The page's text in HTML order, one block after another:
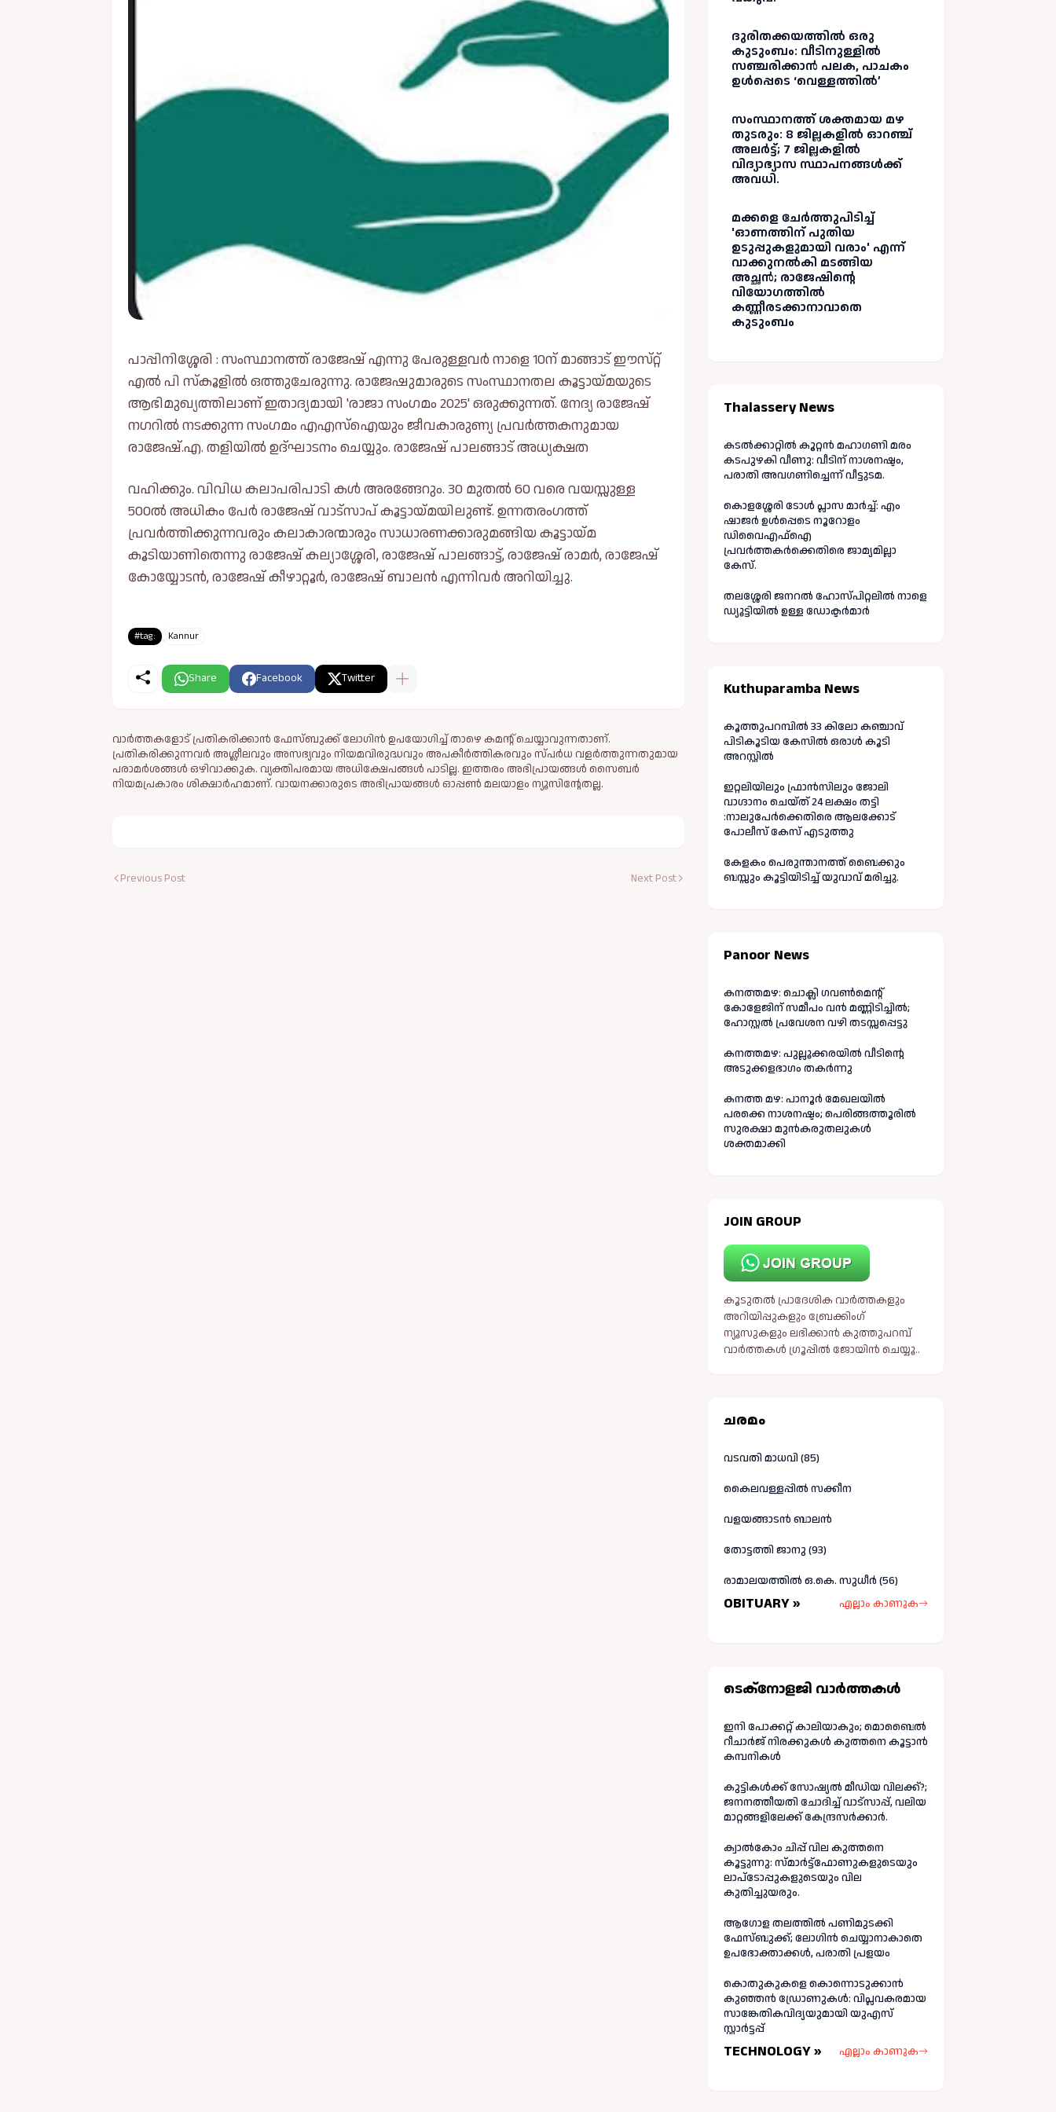
പാപ്പിനിശ്ശേരി : സംസ്ഥാനത്ത് രാജേഷ് എന്നു പേരുള്ളവർ നാളെ 10ന് മാങ്ങാട് ഈസ്‌റ്റ്
എൽ പി സ്‌കൂളിൽ ഒത്തുചേരുന്നു. രാജേഷുമാരുടെ സംസ്ഥാനതല കൂട്ടായ്മ‌യുടെ
ആഭിമുഖ്യത്തിലാണ് ഇതാദ്യമായി 'രാജാ സംഗമം 2025' ഒരുക്കുന്നത്. നേദ്യ രാജേഷ്
നഗറിൽ നടക്കുന്ന സംഗമം എഎസ്ഐയും ജീവകാരുണ്യ പ്രവർത്തകനുമായ
രാജേഷ്.എ. തളിയിൽ ഉദ്ഘാടനം ചെയ്യും. രാജേഷ് പാലങ്ങാട് അധ്യക്ഷത
വഹിക്കും. വിവിധ കലാപരിപാടി കൾ അരങ്ങേറും. 30 മുതൽ 60 വരെ വയസ്സുള്ള
500ൽ അധികം പേർ രാജേഷ് വാട്‌സാപ് കൂട്ടായ്‌മയിലുണ്ട്. ഉന്നതരംഗത്ത്
പ്രവർത്തിക്കുന്നവരും കലാകാരന്മാരും സാധാരണക്കാരുമങ്ങിയ കൂട്ടായ്‌മ
കൂടിയാണിതെന്നു രാജേഷ് കല്യാശ്ശേരി, രാജേഷ് പാലങ്ങാട്ട്, രാജേഷ് രാമർ, രാജേഷ്
കോയ്യോടൻ, രാജേഷ് കീഴാറ്റൂർ, രാജേഷ് ബാലൻ എന്നിവർ അറിയിച്ചു.
#tag: Kannur
Share Facebook Twitter
വാർത്തകളോട് പ്രതികരിക്കാൻ ഫേസ്ബുക്ക് ലോഗിൻ ഉപയോഗിച്ച് താഴെ കമന്റ് ചെയ്യാവുന്നതാണ്.
പ്രതികരിക്കുന്നവര്‍ അശ്ലീലവും അസഭ്യവും നിയമവിരുദ്ധവും അപകീര്‍ത്തികരവും സ്പര്‍ധ വളര്‍ത്തുന്നതുമായ
പരാമര്‍ശങ്ങള്‍ ഒഴിവാക്കുക. വ്യക്തിപരമായ അധിക്ഷേപങ്ങള്‍ പാടില്ല. ഇത്തരം അഭിപ്രായങ്ങള്‍ സൈബര്‍
നിയമപ്രകാരം ശിക്ഷാര്‍ഹമാണ്. വായനക്കാരുടെ അഭിപ്രായങ്ങള്‍ ഓപ്പൺ മലയാളം ന്യൂസിന്റേതല്ല.
Previous Post Next Post
ദുരിതക്കയത്തിൽ ഒരു
കുടുംബം: വീടിനുള്ളിൽ
സഞ്ചരിക്കാൻ പലക, പാചകം
ഉൾപ്പെടെ ‘വെള്ളത്തിൽ’
സംസ്ഥാനത്ത് ശക്തമായ മഴ
തുടരും: 8 ജില്ലകളിൽ ഓറഞ്ച്
അലർട്ട്; 7 ജില്ലകളിൽ
വിദ്യാഭ്യാസ സ്ഥാപനങ്ങൾക്ക്
അവധി.
മക്കളെ ചേർത്തുപിടിച്ച്
'ഓണത്തിന് പുതിയ
ഉടുപ്പുകളുമായി വരാം' എന്ന്
വാക്കുനൽകി മടങ്ങിയ
അച്ഛൻ; രാജേഷിന്റെ
വിയോഗത്തിൽ
കണ്ണീരടക്കാനാവാതെ
കുടുംബം
Thalassery News
കടൽക്കാറ്റിൽ കൂറ്റൻ മഹാഗണി മരം
കടപുഴകി വീണു: വീടിന് നാശനഷ്ടം,
പരാതി അവഗണിച്ചെന്ന് വീട്ടുടമ.
കൊളശ്ശേരി ടോൾ പ്ലാസ മാർച്ച്: എം
ഷാജർ ഉൾപ്പെടെ നൂറോളം
ഡിവൈഎഫ്ഐ
പ്രവർത്തകർക്കെതിരെ ജാമ്യമില്ലാ
കേസ്.
തലശ്ശേരി ജനറൽ ഹോസ്പിറ്റലിൽ നാളെ
ഡ്യൂട്ടിയിൽ ഉള്ള ഡോക്ടർമാർ
Kuthuparamba News
കൂത്തുപറമ്പിൽ 33 കിലോ കഞ്ചാവ്
പിടികൂടിയ കേസിൽ ഒരാൾ കൂടി
അറസ്റ്റിൽ
ഇറ്റലിയിലും ഫ്രാൻസിലും ജോലി
വാഗ്ദാനം ചെയ്ത് 24 ലക്ഷം തട്ടി
:നാലുപേർക്കെതിരെ ആലക്കോട്
പോലീസ് കേസ് എടുത്തു
കേളകം പെരുന്താനത്ത് ബൈക്കും
ബസ്സും കൂട്ടിയിടിച്ച് യുവാവ് മരിച്ചു.
Panoor News
കനത്തമഴ: ചൊക്ലി ഗവൺമെന്റ്
കോളേജിന് സമീപം വൻ മണ്ണിടിച്ചിൽ;
ഹോസ്റ്റൽ പ്രവേശന വഴി തടസ്സപ്പെട്ടു
കനത്തമഴ: പുല്ലൂക്കരയിൽ വീടിന്റെ
അടുക്കളഭാഗം തകർന്നു
കനത്ത മഴ: പാനൂർ മേഖലയിൽ
പരക്കെ നാശനഷ്ടം; പെരിങ്ങത്തൂരിൽ
സുരക്ഷാ മുൻകരുതലുകൾ
ശക്തമാക്കി
JOIN GROUP
കൂടുതൽ പ്രാദേശിക വാർത്തകളും
അറിയിപ്പുകളും ബ്രേക്കിംഗ്
ന്യൂസുകളും ലഭിക്കാൻ കുത്തുപറമ്പ്
വാർത്തകൾ ഗ്രൂപ്പിൽ ജോയിൻ ചെയ്യൂ..
ചരമം
വടവതി മാധവി (85)
കൈലവള്ളപ്പിൽ സക്കീന
വളയങ്ങാടൻ ബാലൻ
തോട്ടത്തി ജാനു (93)
രാമാലയത്തിൽ ഒ.കെ. സുധീർ (56)
OBITUARY » എല്ലാം കാണുക
ടെക്നോളജി വാർത്തകള്‍
ഇനി പോക്കറ്റ് കാലിയാകും; മൊബൈൽ
റീചാർജ് നിരക്കുകൾ കുത്തനെ കൂട്ടാൻ
കമ്പനികൾ
കുട്ടികൾക്ക് സോഷ്യൽ മീഡിയ വിലക്ക്?;
ജനനത്തീയതി ചോദിച്ച് വാട്‌സാപ്പ്, വലിയ
മാറ്റങ്ങളിലേക്ക് കേന്ദ്രസർക്കാർ.
ക്വാൽകോം ചിപ്പ് വില കുത്തനെ
കൂട്ടുന്നു: സ്മാർട്ട്ഫോണുകളുടെയും
ലാപ്ടോപ്പുകളുടെയും വില
കുതിച്ചുയരും.
ആഗോള തലത്തിൽ പണിമുടക്കി
ഫേസ്ബുക്ക്; ലോഗിന്‍ ചെയ്യാനാകാതെ
ഉപഭോക്താക്കള്‍, പരാതി പ്രളയം
കൊതുകുകളെ കൊന്നൊടുക്കാൻ
കുഞ്ഞൻ ഡ്രോണുകൾ: വിപ്ലവകരമായ
സാങ്കേതികവിദ്യയുമായി യുഎസ്
സ്റ്റാർട്ടപ്പ്
TECHNOLOGY » എല്ലാം കാണുക